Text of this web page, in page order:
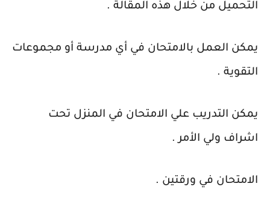
التحميل من خلال هذه المقالة .
يمكن العمل بالامتحان في أي مدرسة أو مجموعات
التقوية .
يمكن التدريب علي الامتحان في المنزل تحت
اشراف ولي الأمر .
الامتحان في ورقتين .